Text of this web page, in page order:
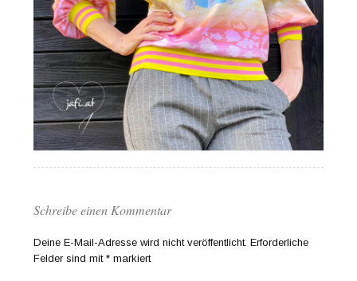
Schreibe einen Kommentar
Deine E-Mail-Adresse wird nicht veröffentlicht. Erforderliche
Felder sind mit* markiert